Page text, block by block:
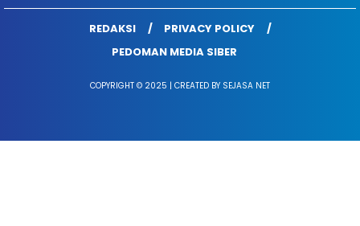
REDAKSI
PRIVACY POLICY
PEDOMAN MEDIA SIBER
COPYRIGHT © 2025 | CREATED BY SEJASA NET